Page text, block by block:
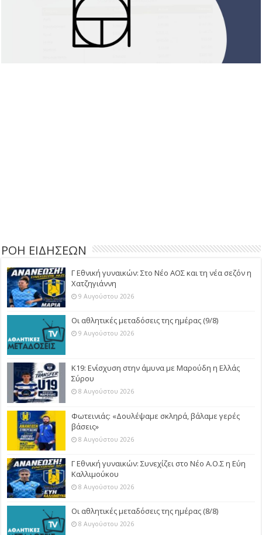
ΡΟΗ ΕΙΔΗΣΕΩΝ
Γ Εθνική γυναικών: Στο Νέο ΑΟΣ και τη νέα σεζόν η
Χατζηγιάννη
9 Αυγούστου 2026
Οι αθλητικές μεταδόσεις της ημέρας (9/8)
9 Αυγούστου 2026
Κ19: Ενίσχυση στην άμυνα με Μαρούδη η Ελλάς
Σύρου
8 Αυγούστου 2026
Φωτεινιάς: «Δουλέψαμε σκληρά, βάλαμε γερές
βάσεις»
8 Αυγούστου 2026
Γ Εθνική γυναικών: Συνεχίζει στο Νέο Α.Ο.Σ η Εύη
Καλλιμούκου
8 Αυγούστου 2026
Οι αθλητικές μεταδόσεις της ημέρας (8/8)
8 Αυγούστου 2026